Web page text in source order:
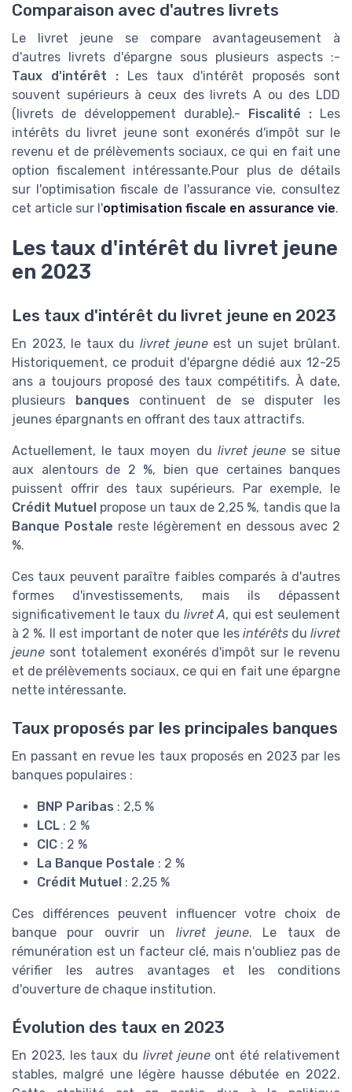
Comparaison avec d'autres livrets
Le livret jeune se compare avantageusement à
d'autres livrets d'épargne sous plusieurs aspects :-
Taux d'intérêt : Les taux d'intérêt proposés sont
souvent supérieurs à ceux des livrets A ou des LDD
(livrets de développement durable).-
Fiscalité : Les
intérêts du livret jeune sont exonérés d'impôt sur le
revenu et de prélèvements sociaux, ce qui en fait une
option fiscalement intéressante.Pour plus de détails
sur l'optimisation fiscale de l'assurance vie, consultez
cet article sur l'optimisation fiscale en assurance vie.
Les taux d'intérêt du livret jeune
en 2023
Les taux d'intérêt du livret jeune en 2023
En 2023, le taux du livret jeuneest un sujet brûlant.
Historiquement, ce produit d'épargne dédié aux 12-25
ans a toujours proposé des taux compétitifs. À date,
plusieurs banques continuent de se disputer les
jeunes épargnants en offrant des taux attractifs.
Actuellement, le taux moyen du livret jeunese situe
aux alentours de 2 %, bien que certaines banques
puissent offrir des taux supérieurs. Par exemple, le
Crédit Mutuel propose un taux de 2,25 %, tandis que la
Banque Postale reste légèrement en dessous avec 2
%.
Ces taux peuvent paraître faibles comparés à d'autres
formes d'investissements, mais ils dépassent
significativement le taux du livret A, qui est seulement
à 2 %. Il est important de noter que les intérêtsdulivret
jeune sont totalement exonérés d'impôt sur le revenu
et de prélèvements sociaux, ce qui en fait une épargne
nette intéressante.
Taux proposés par les principales banques
En passant en revue les taux proposés en 2023 par les
banques populaires :
BNP Paribas : 2,5 %
LCL : 2 %
CIC : 2 %
La Banque Postale : 2 %
Crédit Mutuel : 2,25 %
Ces différences peuvent influencer votre choix de
banque pour ouvrir un livret jeune. Le taux de
rémunération est un facteur clé, mais n'oubliez pas de
vérifier les autres avantages et les conditions
d'ouverture de chaque institution.
Évolution des taux en 2023
En 2023, les taux du livret jeuneont été relativement
stables, malgré une légère hausse débutée en 2022.